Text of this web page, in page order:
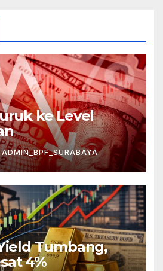
ke Level
ADMIN_BPF_SURABAYA
Tumbang,
4%